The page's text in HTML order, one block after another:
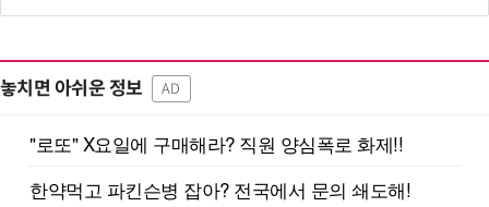
놓치면 아쉬운 정보 AD